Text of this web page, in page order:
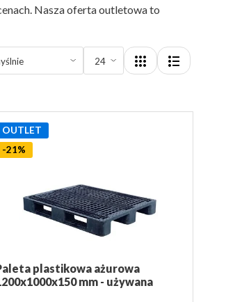
Nasza oferta outletowa to
OUTLET
-21%
plastikowa ażurowa
mm - używana